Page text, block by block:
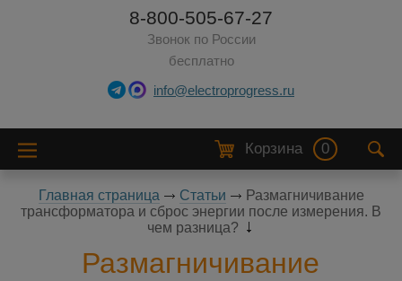
8-800-505-67-27
Звонок по России
бесплатно
info@electroprogress.ru
Корзина 0
Главная страница Статьи
Размагничивание
трансформатора и сброс энергии после измерения. В
чем разница?
Размагничивание